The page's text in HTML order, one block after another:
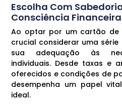
Escolha Com
Consciência
Ao optar por um cartão de
crucial considerar uma
sua adequação às
individuais. Desde taxas e
oferecidos e condições de
desempenha um papel
ideal.